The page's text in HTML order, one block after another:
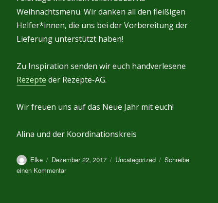
Weihnachtsmenü. Wir danken all den fleißigen
Helfer*innen, die uns bei der Vorbereitung der
Lieferung unterstützt haben!
Zu Inspiration senden wir euch handverlesene
Rezepte der Rezepte-AG.
Wir freuen uns auf das Neue Jahr mit euch!
Alina und der Koordinationskreis
Autor
Elke
Veröffentlicht
am
Dezember 22, 2017 Kategorien
Uncategorized
Schreibe
einen Kommentarzu